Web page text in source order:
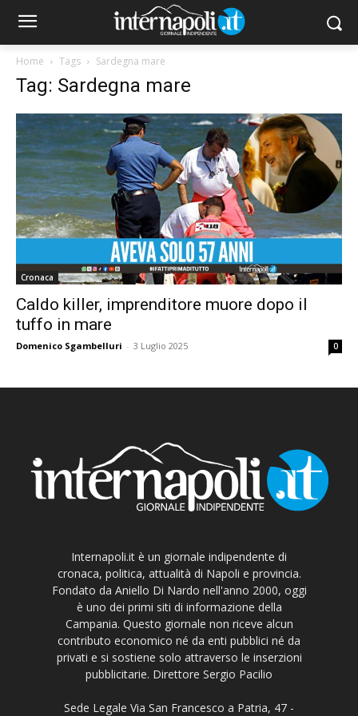
Home Tags Sardegna mare
Tag: Sardegna mare
Cronaca
Caldo killer, imprenditore muore dopo il
tuffo in mare
Domenico Sgambelluri - 3 Luglio 2025 0
Internapoli.it è un giornale indipendente di
cronaca, politica, attualità di Napoli e provincia.
Fondato da Aniello Di Nardo nell'anno 2000, oggi
è uno dei primi siti di informazione della
Campania. Questo giornale non riceve alcun
contributo economico né da enti pubblici né da
privati e si sostiene solo attraverso le inserzioni
pubblicitarie. Direttore Sergio Pacilio
Sede Legale Via San Francesco a Patria, 47 -